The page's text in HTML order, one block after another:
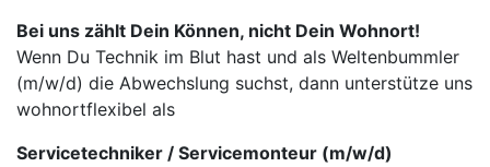
Bei uns zählt Dein Können, nicht Dein Wohnort!
Wenn Du Technik im Blut hast und als Weltenbummler
(m/w/d) die Abwechslung suchst, dann unterstütze uns
wohnortflexibel als
Servicetechniker / Servicemonteur (m/w/d)